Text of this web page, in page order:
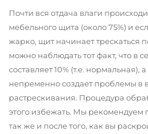
Почти вся отдача влаги
мебельного щита (около 75%) и
жарко, щит начинает трескаться
можно наблюдать тот факт, что в
составляет 10% (т.е. нормальная),
непременно создает проблемы в
растрескивания. Процедура
этого избежать. Мы рекомендуем
так же и после того, как вы